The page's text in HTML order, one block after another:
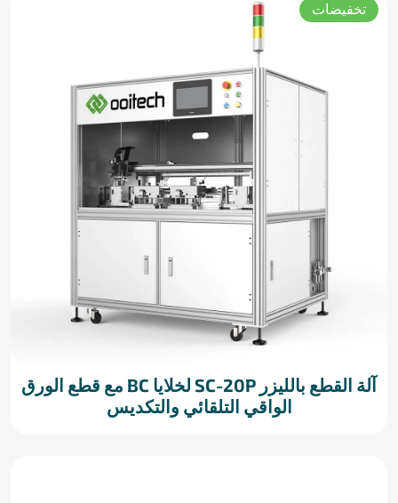
تخفيضات
آلة القطع بالليزر SC-20P لخلايا BC مع قطع الورق
الواقي التلقائي والتكديس